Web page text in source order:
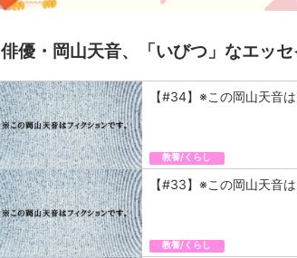
俳優・岡山天音、「いびつ」なエッ
【#34】※この岡山天音
教養/くらし
【#33】※この岡山天音
教養/くらし